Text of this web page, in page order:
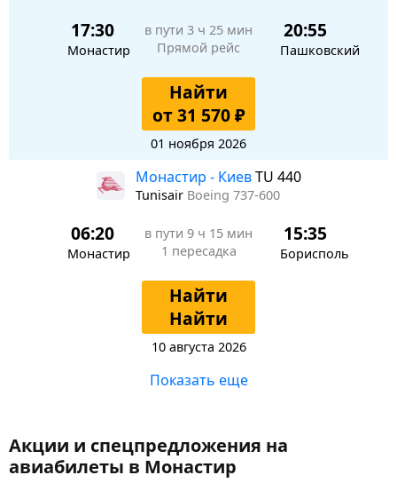
17:30
Монастир
в пути 3 ч 25 мин
Прямой рейс
20:55
Пашковский
Найти
от 31 570 ₽
01 ноября 2026
Монастир - КиевTU 440
Tunisair Boeing 737-600
06:20
Монастир
в пути 9 ч 15 мин
1 пересадка
15:35
Борисполь
Найти
Найти
10 августа 2026
Показать еще
Акции и спецпредложения на
авиабилеты в Монастир